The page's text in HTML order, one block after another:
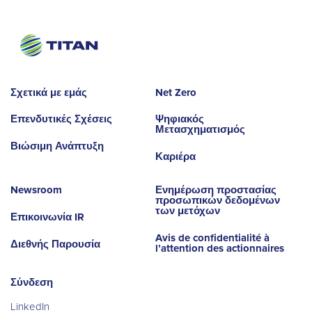
Σχετικά με εμάς
Επενδυτικές Σχέσεις
Βιώσιμη Ανάπτυξη
Net Zero
Ψηφιακός
Μετασχηματισμός
Καριέρα
Newsroom
Επικοινωνία IR
Διεθνής Παρουσία
Ενημέρωση προστασίας
προσωπικών δεδομένων
των μετόχων
Avis de confidentialité à
l’attention des actionnaires
Σύνδεση
LinkedIn